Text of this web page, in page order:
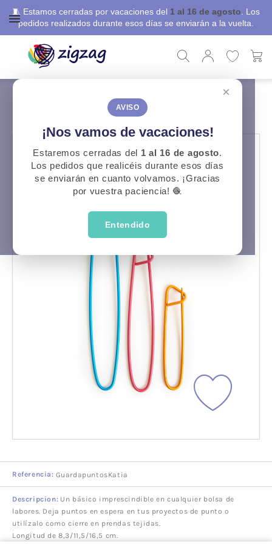
🧵 Estamos cerradas por vacaciones del 1 al 16 de agosto . Los
pedidos realizados durante esos días se enviarán a la vuelta.
×
AVISO
¡Nos vamos de vacaciones!
Estaremos cerradas del 1 al 16 de agosto.
Los pedidos que realicéis durante esos días
se enviarán en cuanto volvamos. ¡Gracias
por vuestra paciencia! 🧶
Entendido
IMPERDIBLE GUARDAPUNTOS
Referencia: GuardapuntosKatia
Descripcion: Un básico imprescindible en cualquier bolsa de
labores. Deja puntos en espera en tus proyectos de punto o
utilízalo como cierre en prendas tejidas.
Longitud de 8,3/11,5/16,5 cm.